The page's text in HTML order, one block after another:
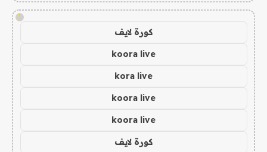
!
كورة لايف
koora live
kora live
koora live
koora live
كورة لايف